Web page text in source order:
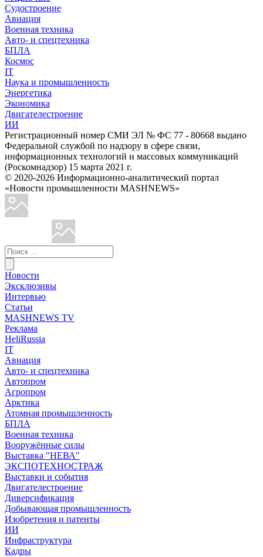
Судостроение
Авиация
Военная техника
Авто- и спецтехника
БПЛА
Космос
IT
Наука и промышленность
Энергетика
Экономика
Двигателестроение
ИИ
Регистрационный номер СМИ ЭЛ № ФС 77 - 80668 выдано
Федеральной службой по надзору в сфере связи,
информационных технологий и массовых коммуникаций
(Роскомнадзор) 15 марта 2021 г.
© 2020-2026 Информационно-аналитический портал
«Новости промышленности MASHNEWS»
Новости
Эксклюзивы
Интервью
Статьи
MASHNEWS TV
Реклама
HeliRussia
IT
Авиация
Авто- и спецтехника
Автопром
Агропром
Арктика
Атомная промышленность
БПЛА
Военная техника
Вооружённые силы
Выставка "НЕВА"
ЭКСПОТЕХНОСТРАЖ
Выставки и события
Двигателестроение
Диверсификация
Добывающая промышленность
Изобретения и патенты
ИИ
Инфраструктура
Кадры